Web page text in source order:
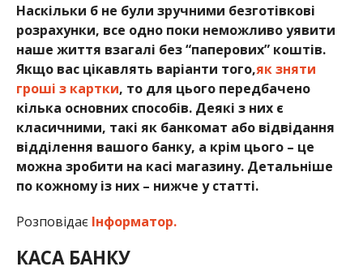
Наскільки б не були зручними безготівкові
розрахунки, все одно поки неможливо уявити
наше життя взагалі без “паперових” коштів.
Якщо вас цікавлять варіанти того,як зняти
гроші з картки, то для цього передбачено
кілька основних способів. Деякі з них є
класичними, такі як банкомат або відвідання
відділення вашого банку, а крім цього – це
можна зробити на касі магазину. Детальніше
по кожному із них – нижче у статті.
Розповідає Інформатор.
КАСА БАНКУ